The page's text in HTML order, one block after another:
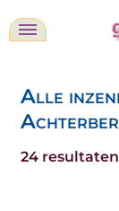
Alle
24